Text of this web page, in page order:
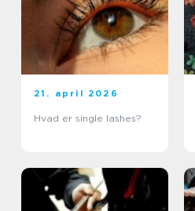
21. april 2026
Hvad er single lashes?